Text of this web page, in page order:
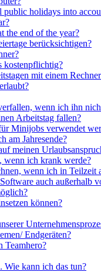
public holidays into
the end of the year?
berücksichtigen?
kostenpflichtig?
mit einem
wenn ich ihn
Arbeitstag fallen?
Minijobs verwendet
am Jahresende?
meinen
wenn ich krank werde?
wenn ich in Teilzeit
auch außerhalb
können?
Endgeräten?
Teamhero?
Wie kann ich das tun?